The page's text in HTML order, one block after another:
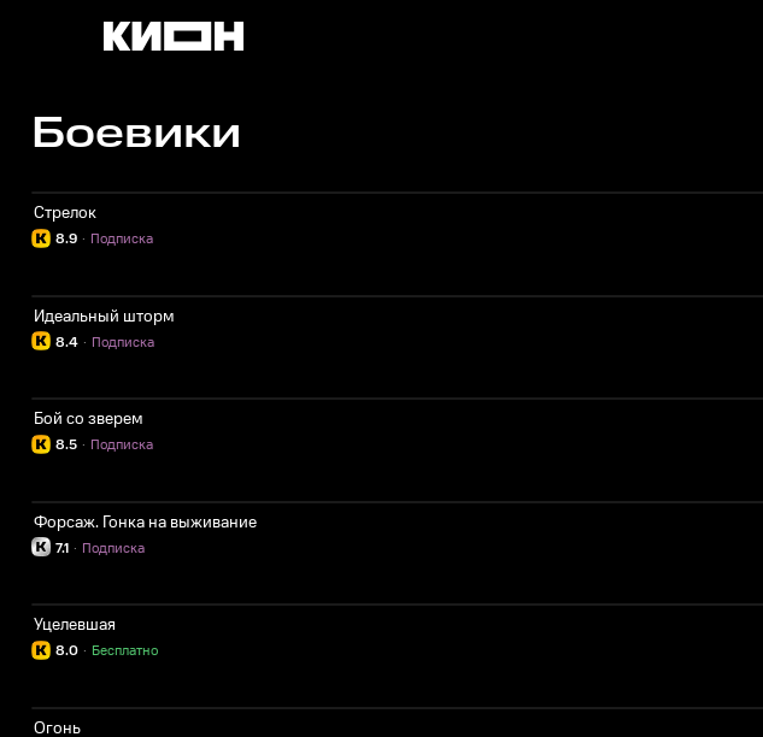
Боевики
Стрелок
8.9 Подписка
·
Идеальный шторм
8.4 Подписка
·
Бой со зверем
8.5 Подписка
·
Форсаж. Гонка на выживание
7.1 Подписка
·
Уцелевшая
8.0 Бесплатно
·
Огонь